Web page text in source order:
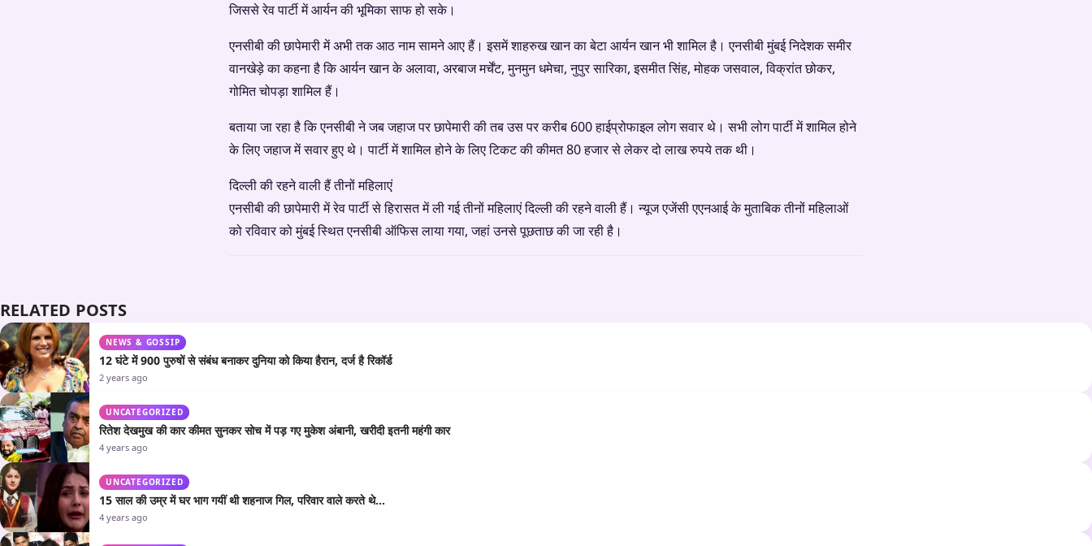
जिससे रेव पार्टी में आर्यन की भूमिका साफ हो सके।
एनसीबी की छापेमारी में अभी तक आठ नाम सामने आए हैं। इसमें शाहरुख खान का बेटा आर्यन खान भी शामिल है। एनसीबी मुंबई निदेशक समीर
वानखेड़े का कहना है कि आर्यन खान के अलावा, अरबाज मर्चेंट, मुनमुन धमेचा, नुपुर सारिका, इसमीत सिंह, मोहक जसवाल, विक्रांत छोकर,
गोमित चोपड़ा शामिल हैं।
बताया जा रहा है कि एनसीबी ने जब जहाज पर छापेमारी की तब उस पर करीब 600 हाईप्रोफाइल लोग सवार थे। सभी लोग पार्टी में शामिल होने
के लिए जहाज में सवार हुए थे। पार्टी में शामिल होने के लिए टिकट की कीमत 80 हजार से लेकर दो लाख रुपये तक थी।
दिल्ली की रहने वाली हैं तीनों महिलाएं
एनसीबी की छापेमारी में रेव पार्टी से हिरासत में ली गई तीनों महिलाएं दिल्ली की रहने वाली हैं। न्यूज एजेंसी एएनआई के मुताबिक तीनों महिलाओं
को रविवार को मुंबई स्थित एनसीबी ऑफिस लाया गया, जहां उनसे पूछताछ की जा रही है।
RELATED POSTS
NEWS & GOSSIP
12 घंटे में 900 पुरुषों से संबंध बनाकर दुनिया को किया हैरान, दर्ज है रिकॉर्ड
2 years ago
UNCATEGORIZED
रितेश देखमुख की कार कीमत सुनकर सोच में पड़ गए मुकेश अंबानी, खरीदी इतनी महंगी कार
4 years ago
UNCATEGORIZED
15 साल की उम्र में घर भाग गयीं थी शहनाज गिल, परिवार वाले करते थे…
4 years ago